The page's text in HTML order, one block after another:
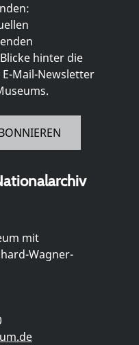
hinter die
Mail-Newsletter
mit
Wagner-